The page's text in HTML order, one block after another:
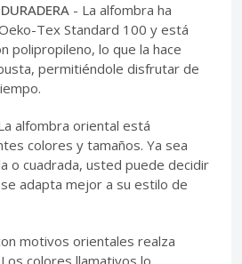
- La alfombra ha
Tex Standard 100 y está
polipropileno, lo que la hace
permitiéndole disfrutar de
alfombra oriental está
colores y tamaños. Ya sea
o cuadrada, usted puede decidir
adapta mejor a su estilo de
motivos orientales realza